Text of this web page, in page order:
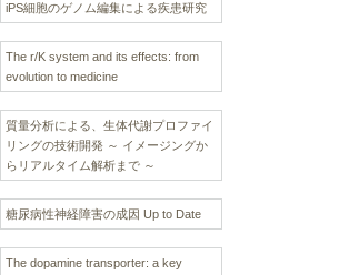
iPS細胞のゲノム編集による疾患研究
The r/K system and its effects: from
evolution to medicine
質量分析による、生体代謝プロファイ
リングの技術開発 ～ イメージングか
らリアルタイム解析まで ～
糖尿病性神経障害の成因 Up to Date
The dopamine transporter: a key